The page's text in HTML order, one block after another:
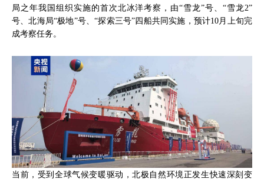
局之年我国组织实施的首次北冰洋考察，由“雪龙”号、“雪龙2”
号、北海局“极地”号、“探索三号”四船共同实施，预计10月上旬完
成考察任务。
当前，受到全球气候变暖驱动，北极自然环境正发生快速深刻变